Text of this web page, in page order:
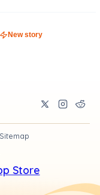
New story
Sitemap